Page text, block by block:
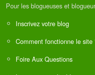
Pour les blogueuses et
Inscrivez votre blog
Comment fonctionne le site
Foire Aux Questions